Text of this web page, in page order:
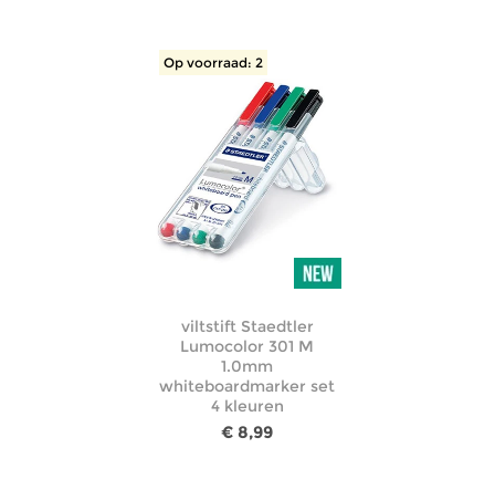
Op voorraad: 2
viltstift Staedtler
Lumocolor 301 M
1.0mm
whiteboardmarker set
4 kleuren
€ 8,99